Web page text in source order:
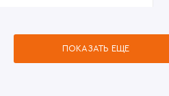
ПОКАЗАТЬ ЕЩЕ